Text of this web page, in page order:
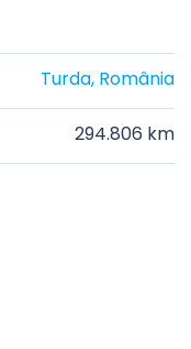
Turda, România
294.806 km